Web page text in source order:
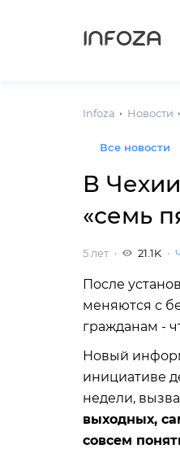
INFOZA
Infoza Новости
Все новости
В
«семь
5 лет 21.1K
После
меняются с
гражданам -
Новый
инициативе
недели,
выходных,
совсем